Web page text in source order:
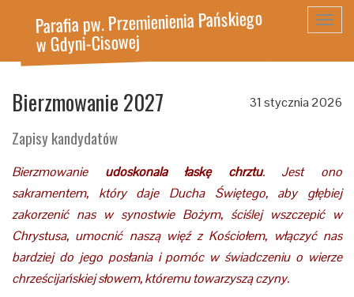
Parafia pw. Przemienienia Pańskiego
w Gdyni-Cisowej
31 stycznia 2026
Bierzmowanie 2027
Zapisy kandydatów
Bierzmowanie udoskonala łaskę chrztu. Jest ono
sakramentem, który daje Ducha Świętego, aby głębiej
zakorzenić nas w synostwie Bożym, ściślej wszczepić w
Chrystusa, umocnić naszą więź z Kościołem, włączyć nas
bardziej do jego posłania i pomóc w świadczeniu o wierze
chrześcijańskiej słowem, któremu towarzyszą czyny.